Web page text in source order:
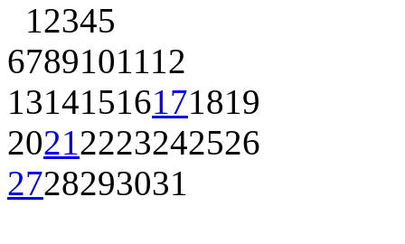
12345
6789101112
13141516171819
20212223242526
2728293031